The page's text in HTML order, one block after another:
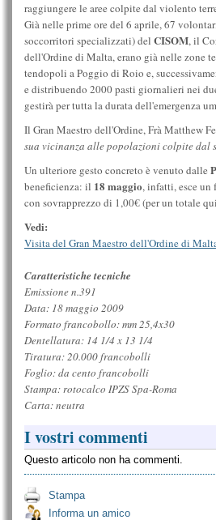
raggiungere le aree colpite dal violento
Già nelle prime ore del 6 aprile, 67
soccorritori specializzati) del CISOM, il
dell'Ordine di Malta, erano già nelle zone
tendopoli a Poggio di Roio e,
e distribuendo 2000 pasti giornalieri nei
gestirà per tutta la durata dell'emergenza
Il Gran Maestro dell'Ordine, Frà Matthew
sua vicinanza alle popolazioni colpite dal
Un ulteriore gesto concreto è venuto dalle
beneficienza: il 18 maggio, infatti, esce un
con sovrapprezzo di 1,00€ (per un totale
Vedi:
Visita del Gran Maestro dell'Ordine di
Caratteristiche tecniche
Emissione n.391
Data: 18 maggio 2009
Formato francobollo: mm 25,4x30
Dentellatura: 14 1/4 x 13 1/4
Tiratura: 20.000 francobolli
Foglio: da cento francobolli
Stampa: rotocalco IPZS Spa-Roma
Carta: neutra
I vostri commenti
Questo articolo non ha commenti.
Stampa
Informa un amico